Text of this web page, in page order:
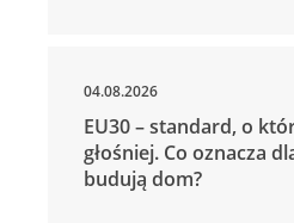
04.08.2026
EU30 – standard, o
głośniej. Co oznacza
budują dom?